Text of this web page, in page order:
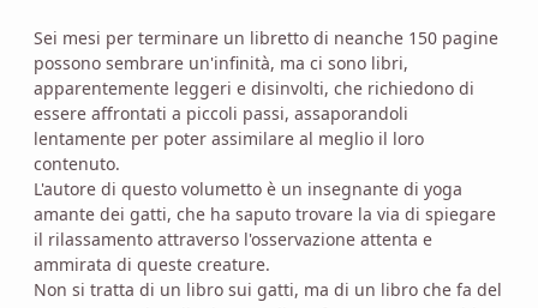
Sei mesi per terminare un libretto di neanche 150 pagine
possono sembrare un'infinità, ma ci sono libri,
apparentemente leggeri e disinvolti, che richiedono di
essere affrontati a piccoli passi, assaporandoli
lentamente per poter assimilare al meglio il loro
contenuto.
L'autore di questo volumetto è un insegnante di yoga
amante dei gatti, che ha saputo trovare la via di spiegare
il rilassamento attraverso l'osservazione attenta e
ammirata di queste creature.
Non si tratta di un libro sui gatti, ma di un libro che fa del